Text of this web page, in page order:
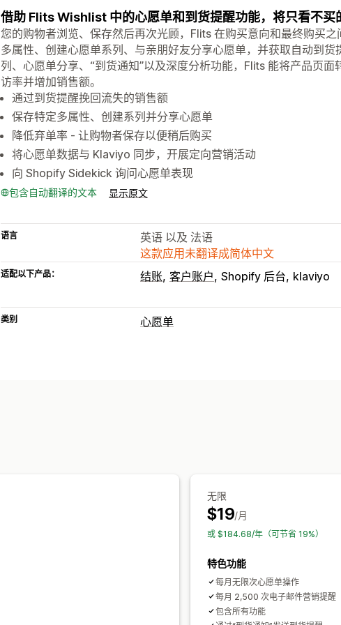
借助 Flits Wishlist 中的心愿单和到货提醒功能，将只看不买
您的购物者浏览、保存然后再次光顾，Flits 在购买意向和最终购买
多属性、创建心愿单系列、与亲朋好友分享心愿单，并获取自动到
列、心愿单分享、“到货通知”以及深度分析功能，Flits 能将产品页
访率并增加销售额。
通过到货提醒挽回流失的销售额
保存特定多属性、创建系列并分享心愿单
降低弃单率 - 让购物者保存以便稍后购买
将心愿单数据与 Klaviyo 同步，开展定向营销活动
向 Shopify Sidekick 询问心愿单表现
包含自动翻译的文本 显示原文
语言
英语 以及 法语
这款应用未翻译成简体中文
适配以下产品： 结账 客户账户 Shopify 后台 klaviyo
类别 心愿单
无限
$19/月
或 $184.68/年（可节省 19%）
特色功能
每月无限次心愿单操作
每月 2,500 次电子邮件营销提醒
包含所有功能